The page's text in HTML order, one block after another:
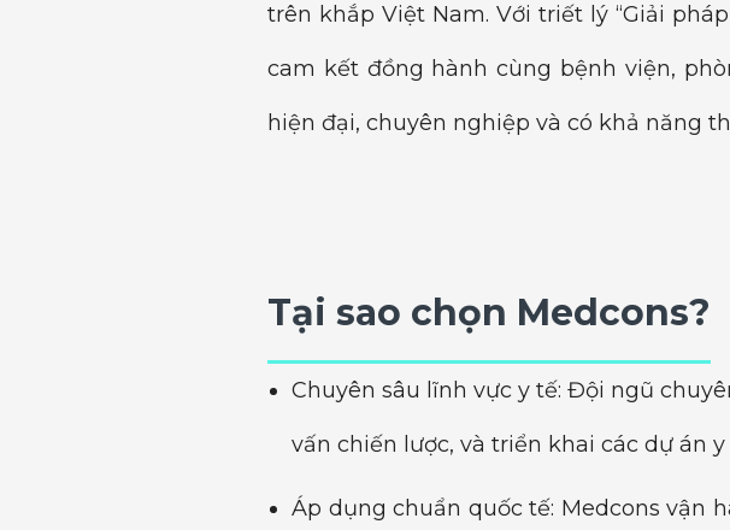
trên khắp Việt Nam. Với triết lý “Giải
cam kết đồng hành cùng bệnh viện,
hiện đại, chuyên nghiệp và có khả năng
Tại sao chọn Medcons?
Chuyên sâu lĩnh vực y tế: Đội ngũ
vấn chiến lược, và triển khai các dự án
Áp dụng chuẩn quốc tế: Medcons vận